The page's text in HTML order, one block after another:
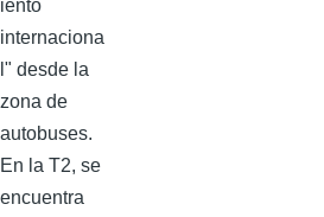
iento
internaciona
l" desde la
zona de
autobuses.
En la T2, se
encuentra